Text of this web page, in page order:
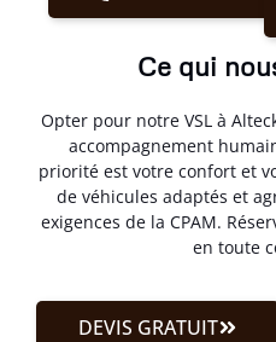
Ce qui
Opter pour notre VSL à
accompagnement
priorité est votre confort et
de véhicules adaptés et
exigences de la CPAM.
en toute
DEVIS GRATUIT